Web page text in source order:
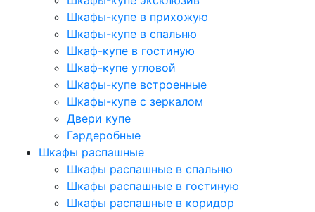
Шкафы-купе в прихожую
Шкафы-купе в спальню
Шкаф-купе в гостиную
Шкаф-купе угловой
Шкафы-купе встроенные
Шкафы-купе с зеркалом
Двери купе
Гардеробные
Шкафы распашные
Шкафы распашные в спальню
Шкафы распашные в гостиную
Шкафы распашные в коридор